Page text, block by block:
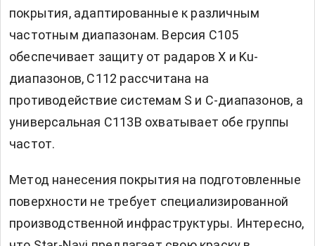
покрытия, адаптированные к различным
частотным диапазонам. Версия C105
обеспечивает защиту от радаров X и Ku-
диапазонов, C112 рассчитана на
противодействие системам S и C-диапазонов, а
универсальная C113B охватывает обе группы
частот.
Метод нанесения покрытия на подготовленные
поверхности не требует специализированной
производственной инфраструктуры. Интересно,